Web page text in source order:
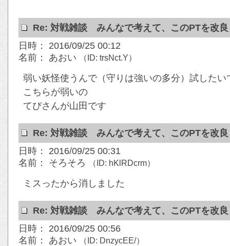
Re: 対戦雑談 みんなで考えて、このPTを改
日時： 2016/09/25 00:12
名前： あおい
（ID: trsNct.Y）
弱い妖怪使うんで（守りは強いの多分）試したい
こちらが弱いの
てぴさんが山田です
Re: 対戦雑談 みんなで考えて、このPTを改
日時： 2016/09/25 00:31
名前： そろそろ
（ID: hKlRDcrm）
ミスったから消しました
Re: 対戦雑談 みんなで考えて、このPTを改
日時： 2016/09/25 00:56
名前： あおい
（ID: DnzycEE/）